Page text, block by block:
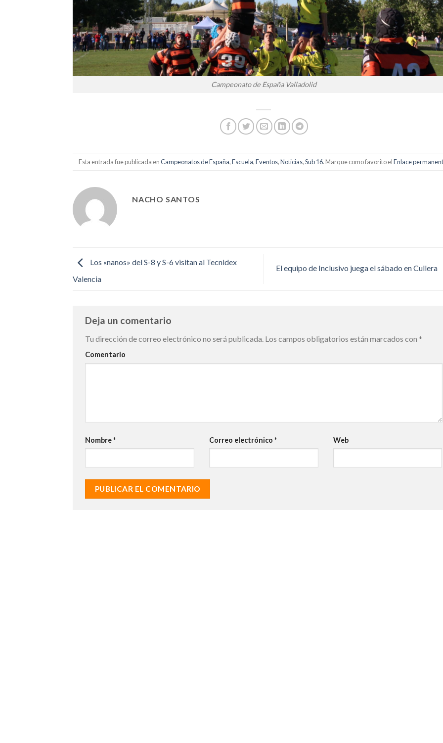
Campeonato de España Valladolid
Esta entrada fue publicada enCampeonatos de España,Escuela,Eventos,Noticias,Sub 16. Marque como favorito elEnlace
NACHO SANTOS
Los «nanos» del S-8 y S-6 visitan al Tecnidex
Valencia
El equipo de Inclusivo juega el sábado en Cullera
Deja un comentario
Tu dirección de correo electrónico no será publicada. Los campos obligatorios están marcados con *
Comentario
Nombre* Correo electrónico * Web